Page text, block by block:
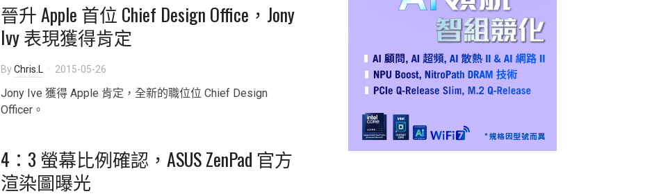
晉升 Apple 首位 Chief Design Office，Jony
Ivy 表現獲得肯定
ByChris.L 2015-05-26
Jony Ive 獲得 Apple 肯定，全新的職位位 Chief Design
Officer。
4：3 螢幕比例確認，ASUS ZenPad 官方
渲染圖曝光